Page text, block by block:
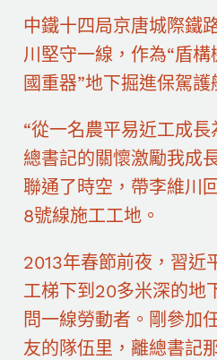
中鐵十四局京唐城際鐵
川堅守一線，作為“盾構
國重器”地下掘進保駕護
“從一名農平易近工成
總書記的關懷激勵我成
聯通了時空，帶李維川
8號線施工工地。
2013年春節前夜，習近
工梯下到20多米深的地
問一線勞動者。剛參加
友的隊伍里，離總書記